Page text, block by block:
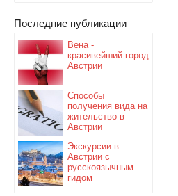
Последние публикации
Вена -
красивейший город
Австрии
Способы
получения вида на
жительство в
Австрии
Экскурсии в
Австрии с
русскоязычным
гидом